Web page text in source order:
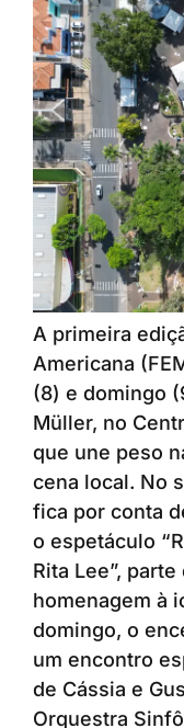
A primeira
Americana
(8) e domingo
Müller, no
que une peso
cena local. No
fica por conta
o espetáculo
Rita Lee”,
homenagem à
domingo, o
um encontro
de Cássia e
Orquestra